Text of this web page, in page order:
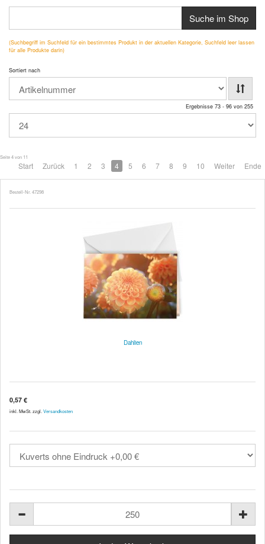
Suche im Shop
(Suchbegriff im Suchfeld für ein bestimmtes Produkt in der aktuellen Kategorie, Suchfeld leer lassen
für alle Produkte darin)
Sortiert nach
Ergebnisse 73 - 96 von 255
Seite 4 von 11
Start Zurück 1 2 3 4 5 6 7 8 9 10 Weiter Ende
Bestell-Nr. 47298
Dahlien
0,57 €
inkl. MwSt. zzgl. Versandkosten